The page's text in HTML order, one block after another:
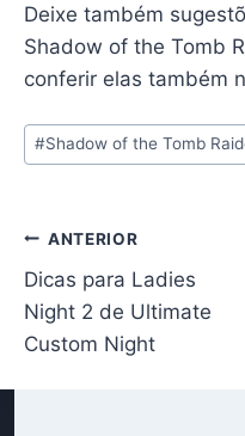
Deixe também
Shadow of the Tomb
conferir elas também
Tags
do
#Shadow of the Tomb
Navegação
de
Post
ANTERIOR
Dicas para Ladies
Night 2 de Ultimate
Custom Night